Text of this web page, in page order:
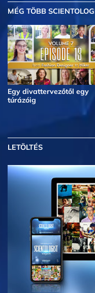
MÉG TÖBB
Egy divattervezőtől egy
túrázóig
LETÖLTÉS